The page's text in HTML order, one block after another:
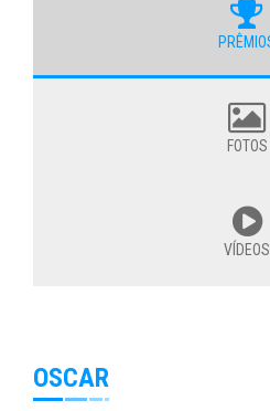
FOTOS
VÍDEOS
OSCAR